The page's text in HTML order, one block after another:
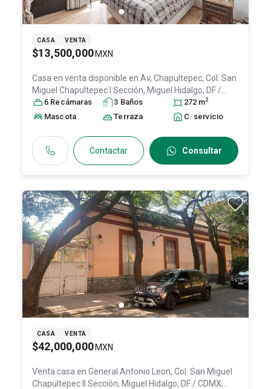
CASA VENTA
$13,500,000 MXN
Casa en venta disponible en Av, Chapultepec, Col. San
Miguel Chapultepec I Sección, Miguel Hidalgo, DF /
CDMX, México, C.P. 11850, ID: 31241298
6 Recámaras 3 Baños 272 m2
Mascota Terraza C. servicio
Contactar Consultar
CASA VENTA
$42,000,000 MXN
Venta casa en General Antonio Leon, Col. San Miguel
Chapultepec II Sección, Miguel Hidalgo, DF / CDMX,